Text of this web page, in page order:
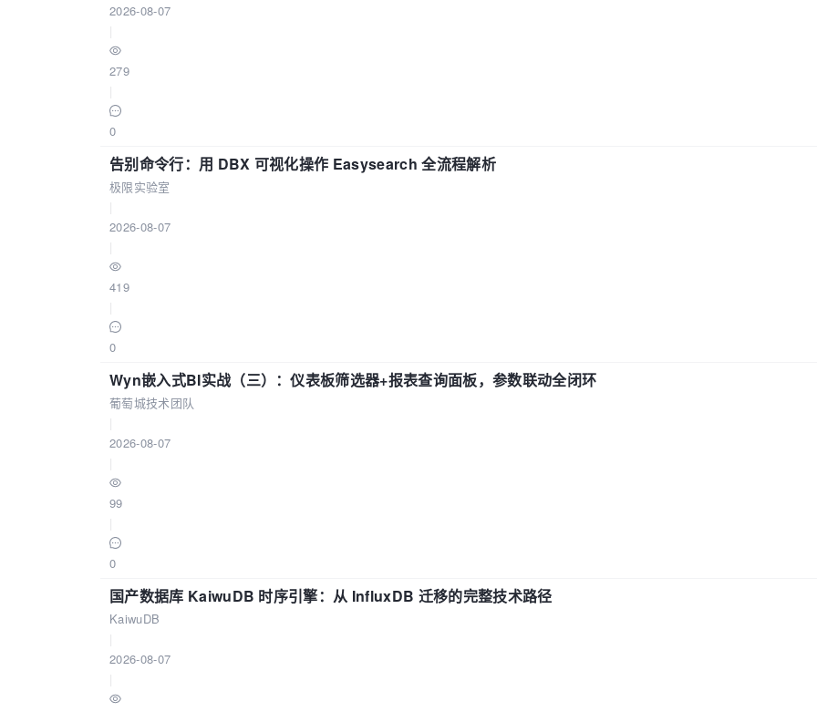
2026-08-07
279
0
告别命令行：用 DBX 可视化操作 Easysearch 全流程解析
极限实验室
2026-08-07
419
0
Wyn嵌入式BI实战（三）：仪表板筛选器+报表查询面板，参数联动全闭环
葡萄城技术团队
2026-08-07
99
0
国产数据库 KaiwuDB 时序引擎：从 InfluxDB 迁移的完整技术路径
KaiwuDB
2026-08-07